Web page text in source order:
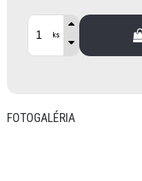
ks
FOTOGALÉRIA